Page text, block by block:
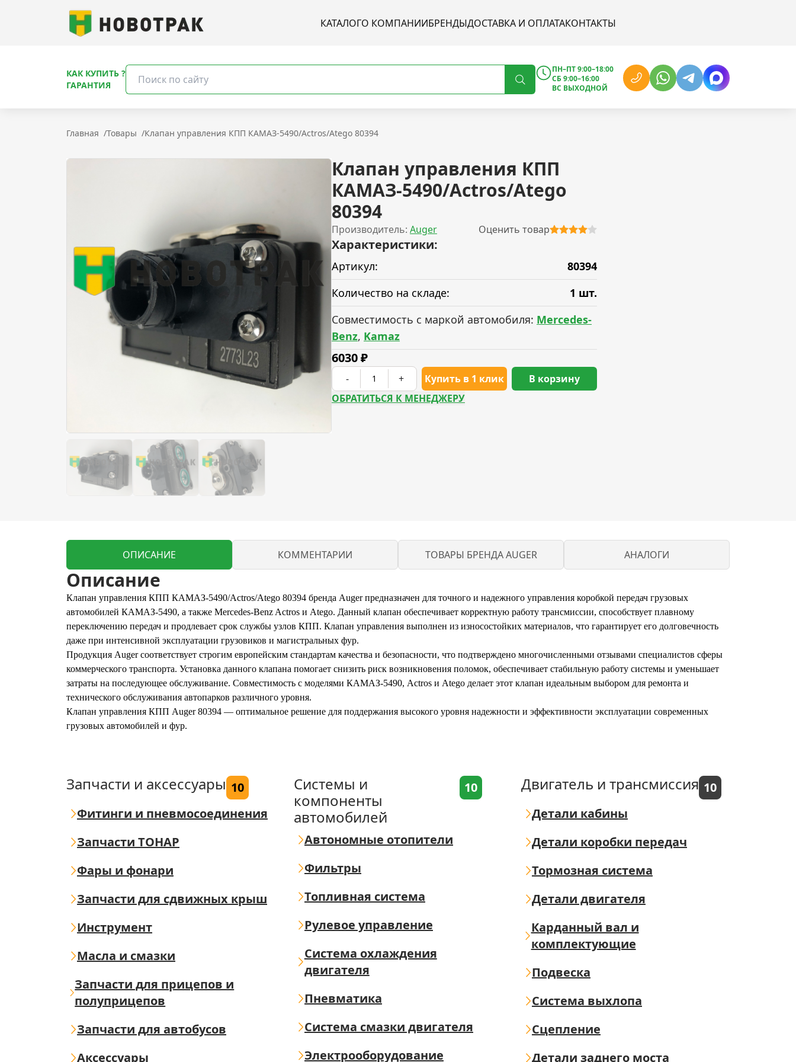
КАТАЛОГО КОМПАНИИБРЕНДЫДОСТАВКА И ОПЛАТАКОНТАКТЫ
КАК КУПИТЬ ?
ГАРАНТИЯ
ПН–ПТ 9:00–18:00
СБ 9:00–16:00
ВС ВЫХОДНОЙ
Главная /Товары /Клапан управления КПП КАМАЗ-5490/Actros/Atego 80394
Клапан управления КПП
КАМАЗ-5490/Actros/Atego
80394
Производитель: Auger Оценить товар
Характеристики:
Артикул:
80394
Количество на складе:
1 шт.
Совместимость с маркой автомобиля: Mercedes-
Benz, Kamaz
6030₽
- + Купить в 1 клик
В корзину
ОБРАТИТЬСЯ К МЕНЕДЖЕРУ
ОПИСАНИЕ КОММЕНТАРИИ ТОВАРЫ БРЕНДА AUGER АНАЛОГИ
Описание
Клапан управления КПП КАМАЗ-5490/Actros/Atego 80394 бренда Auger предназначен для точного и надежного управления коробкой передач грузовых
автомобилей КАМАЗ-5490, а также Mercedes-Benz Actros и Atego. Данный клапан обеспечивает корректную работу трансмиссии, способствует плавному
переключению передач и продлевает срок службы узлов КПП. Клапан управления выполнен из износостойких материалов, что гарантирует его долговечность
даже при интенсивной эксплуатации грузовиков и магистральных фур.
Продукция Auger соответствует строгим европейским стандартам качества и безопасности, что подтверждено многочисленными отзывами специалистов сферы
коммерческого транспорта. Установка данного клапана помогает снизить риск возникновения поломок, обеспечивает стабильную работу системы и уменьшает
затраты на последующее обслуживание. Совместимость с моделями КАМАЗ-5490, Actros и Atego делает этот клапан идеальным выбором для ремонта и
технического обслуживания автопарков различного уровня.
Клапан управления КПП Auger 80394 — оптимальное решение для поддержания высокого уровня надежности и эффективности эксплуатации современных
грузовых автомобилей и фур.
Запчасти и аксессуары 10
Фитинги и пневмосоединения
Запчасти ТОНАР
Фары и фонари
Запчасти для сдвижных крыш
Инструмент
Масла и смазки
Запчасти для прицепов и
полуприцепов
Запчасти для автобусов
Аксессуары
Системы и
компоненты
автомобилей
10
Автономные отопители
Фильтры
Топливная система
Рулевое управление
Система охлаждения
двигателя
Пневматика
Система смазки двигателя
Электрооборудование
Двигатель и трансмиссия 10
Детали кабины
Детали коробки передач
Тормозная система
Детали двигателя
Карданный вал и
комплектующие
Подвеска
Система выхлопа
Сцепление
Детали заднего моста